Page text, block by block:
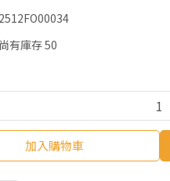
2512FO00034
尚有庫存 50
加入購物車